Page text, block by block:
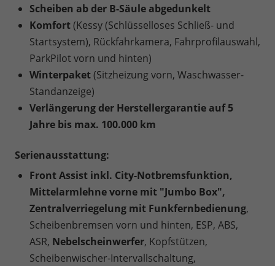
Scheiben ab der B-Säule abgedunkelt
Komfort(Kessy (Schlüsselloses Schließ- und
Startsystem), Rückfahrkamera, Fahrprofilauswahl,
ParkPilot vorn und hinten)
Winterpaket(Sitzheizung vorn, Waschwasser-
Standanzeige)
Verlängerung der Herstellergarantie auf 5
Jahre bis max. 100.000 km
Serienausstattung:
Front Assist inkl. City-Notbremsfunktion,
Mittelarmlehne vorne mit "Jumbo Box",
Zentralverriegelung mit Funkfernbedienung,
Scheibenbremsen vorn und hinten, ESP, ABS,
ASR, Nebelscheinwerfer, Kopfstützen,
Scheibenwischer-Intervallschaltung,